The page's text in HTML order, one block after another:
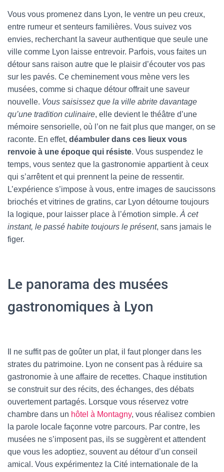
Vous vous promenez dans Lyon, le ventre un peu creux,
entre rumeur et senteurs familières. Vous suivez vos
envies, recherchant la saveur authentique que seule une
ville comme Lyon laisse entrevoir. Parfois, vous faites un
détour sans raison autre que le plaisir d’écouter vos pas
sur les pavés. Ce cheminement vous mène vers les
musées, comme si chaque détour offrait une saveur
nouvelle. Vous saisissez que la ville abrite davantage
qu’une tradition culinaire, elle devient le théâtre d’une
mémoire sensorielle, où l’on ne fait plus que manger, on se
raconte. En effet, déambuler dans ces lieux vous
renvoie à une époque qui résiste. Vous suspendez le
temps, vous sentez que la gastronomie appartient à ceux
qui s’arrêtent et qui prennent la peine de ressentir.
L’expérience s’impose à vous, entre images de saucissons
briochés et vitrines de gratins, car Lyon détourne toujours
la logique, pour laisser place à l’émotion simple. À cet
instant, le passé habite toujours le présent, sans jamais le
figer.
Le panorama des musées
gastronomiques à Lyon
Il ne suffit pas de goûter un plat, il faut plonger dans les
strates du patrimoine. Lyon ne consent pas à réduire sa
gastronomie à une affaire de recettes. Chaque institution
se construit sur des récits, des échanges, des débats
ouvertement partagés. Lorsque vous réservez votre
chambre dans un hôtel à Montagny, vous réalisez combien
la parole locale façonne votre parcours. Par contre, les
musées ne s’imposent pas, ils se suggèrent et attendent
que vous les adoptiez, souvent au détour d’un conseil
amical. Vous expérimentez la Cité internationale de la